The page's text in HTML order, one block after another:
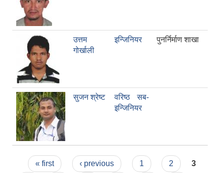
उत्तम
गोर्खाली
इन्जिनियर पुनर्निर्माण शाखा
सुजन श्रेष्ट
वरिष्ठ सब-
इन्जिनियर
Pages
« first ‹ previous 1 2
3